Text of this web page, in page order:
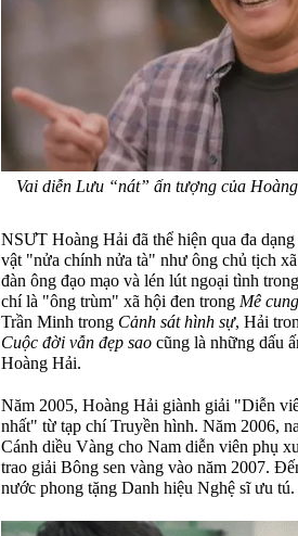
Vai diễn Lưu “nát” ấn tượng của
NSƯT Hoàng Hải đã thể hiện qua đa
vật "nửa chính nửa tà" như ông chủ tịch
đàn ông đạo mạo và lén lút ngoại tình trong
chí là "ông trùm" xã hội đen trong Mê cung
Trần Minh trong Cảnh sát hình sự, Hải
Cuộc đời vẫn đẹp sao cũng là những dấu
Hoàng Hải.
Năm 2005, Hoàng Hải giành giải "Diễn
nhất" từ tạp chí Truyền hình. Năm 2006,
Cánh diều Vàng cho Nam diễn viên phụ
trao giải Bông sen vàng vào năm 2007.
nước phong tặng Danh hiệu Nghệ sĩ ưu tú.